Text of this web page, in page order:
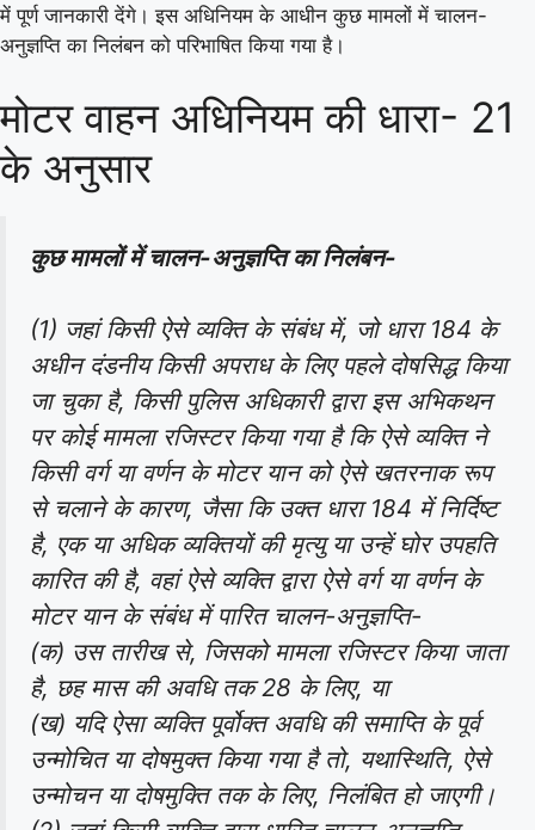
में पूर्ण जानकारी देंगे। इस अधिनियम के आधीन कुछ मामलों में चालन-
अनुज्ञप्ति का निलंबन को परिभाषित किया गया है।
मोटर वाहन अधिनियम की धारा- 21
के अनुसार
कुछ मामलों में चालन-अनुज्ञप्ति का निलंबन-
(1) जहां किसी ऐसे व्यक्ति के संबंध में, जो धारा 184 के
अधीन दंडनीय किसी अपराध के लिए पहले दोषसिद्ध किया
जा चुका है, किसी पुलिस अधिकारी द्वारा इस अभिकथन
पर कोई मामला रजिस्टर किया गया है कि ऐसे व्यक्ति ने
किसी वर्ग या वर्णन के मोटर यान को ऐसे खतरनाक रूप
से चलाने के कारण, जैसा कि उक्त धारा 184 में निर्दिष्ट
है, एक या अधिक व्यक्तियों की मृत्यु या उन्हें घोर उपहति
कारित की है, वहां ऐसे व्यक्ति द्वारा ऐसे वर्ग या वर्णन के
मोटर यान के संबंध में पारित चालन-अनुज्ञप्ति-
(क) उस तारीख से, जिसको मामला रजिस्टर किया जाता
है, छह मास की अवधि तक 28 के लिए, या
(ख) यदि ऐसा व्यक्ति पूर्वोक्त अवधि की समाप्ति के पूर्व
उन्मोचित या दोषमुक्त किया गया है तो, यथास्थिति, ऐसे
उन्मोचन या दोषमुक्ति तक के लिए, निलंबित हो जाएगी।